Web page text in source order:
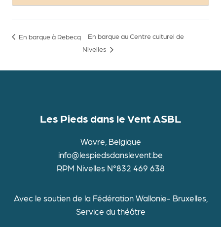
En barque à Rebecq
En barque au Centre culturel de
Nivelles
Les Pieds dans le Vent ASBL
Wavre, Belgique
info@lespiedsdanslevent.be
RPM Nivelles N°832 469 638
Avec le soutien de la Fédération Wallonie- Bruxelles,
Service du théâtre